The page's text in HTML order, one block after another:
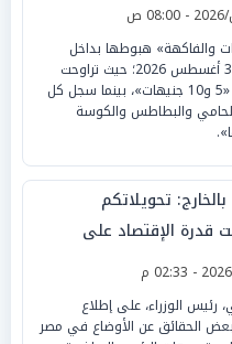
والفاكهة» هبوطها بداخل
الأسواق اليوم الإثنين 3 أغسطس 2026؛ حيث تراوحت
أسعار «الطماطم» بين «5 و10 جنيهات»، بينما سجل كل
والبطاطس والكوسة
تحويلاتكم
قدرة الإقتصاد على
الوزراء، على إطلاع
بعض الحقائق عن الأوضاع في مصر